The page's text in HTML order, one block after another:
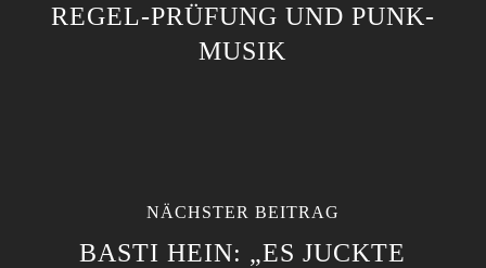
REGEL-PRÜFUNG UND PUNK-
MUSIK
NÄCHSTER BEITRAG
BASTI HEIN: „ES JUCKTE